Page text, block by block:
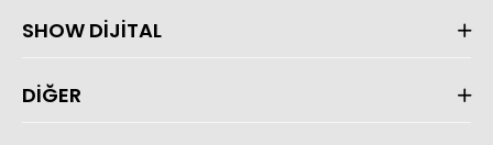
SHOW DİJİTAL
DİĞER